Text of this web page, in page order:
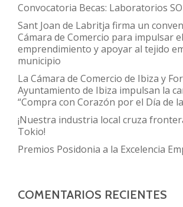
Convocatoria Becas: Laboratorios
Sant Joan de Labritja firma un
Cámara de Comercio para impulsar el
emprendimiento y apoyar al tejido
municipio
La Cámara de Comercio de Ibiza y
Ayuntamiento de Ibiza impulsan la
“Compra con Corazón por el Día de
¡Nuestra industria local cruza
Tokio!
Premios Posidonia a la Excelencia
COMENTARIOS RECIENTES